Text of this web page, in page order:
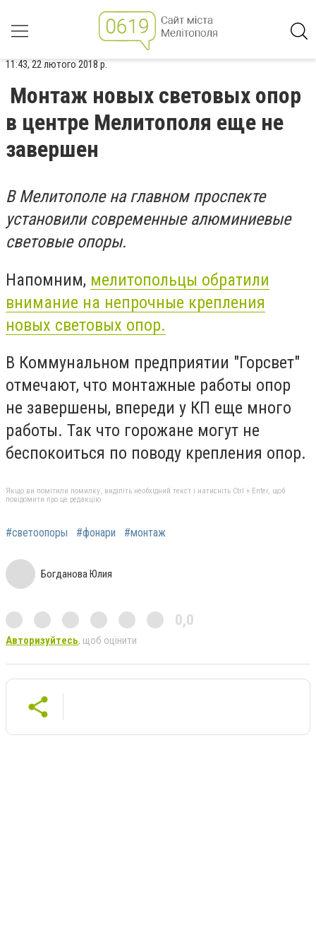
11:43, 22 лютого 2018 р.
Монтаж новых световых опор
в центре Мелитополя еще не
завершен
В Мелитополе на главном проспекте
установили современные алюминиевые
световые опоры.
Напомним, мелитопольцы обратили
внимание на непрочные крепления
новых световых опор.
В Коммунальном предприятии "Горсвет"
отмечают, что монтажные работы опор
не завершены, впереди у КП еще много
работы. Так что горожане могут не
беспокоиться по поводу крепления опор.
Якщо ви помітили помилку, виділіть необхідний текст і натисніть Ctrl + Enter, щоб
повідомити про це редакцію
#светоопоры #фонари #монтаж
Богданова Юлия
0,0
Авторизуйтесь, щоб оцінити